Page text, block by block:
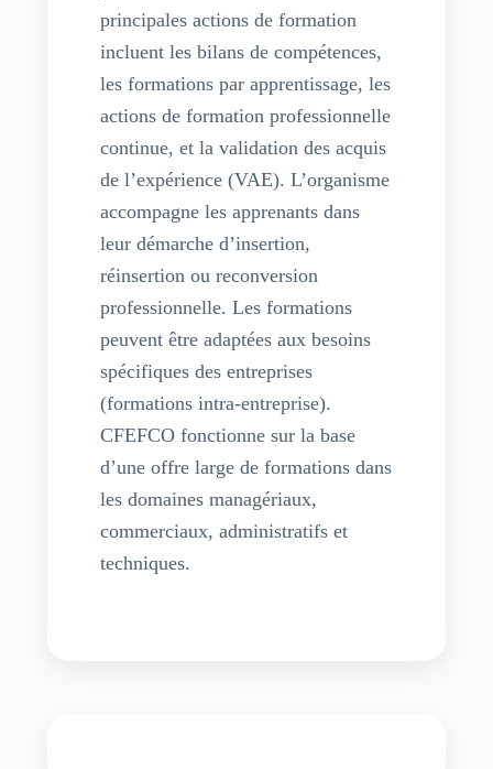
principales actions de formation
incluent les bilans de compétences,
les formations par apprentissage, les
actions de formation professionnelle
continue, et la validation des acquis
de l’expérience (VAE). L’organisme
accompagne les apprenants dans
leur démarche d’insertion,
réinsertion ou reconversion
professionnelle. Les formations
peuvent être adaptées aux besoins
spécifiques des entreprises
(formations intra-entreprise).
CFEFCO fonctionne sur la base
d’une offre large de formations dans
les domaines managériaux,
commerciaux, administratifs et
techniques.